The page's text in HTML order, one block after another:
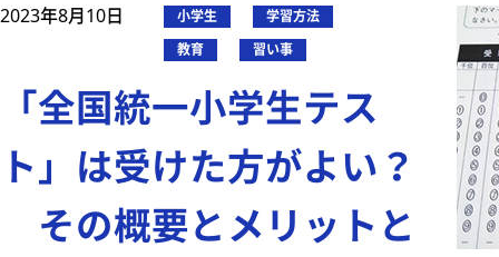
2023年8月10日 小学生
学習方法
教育
習い事
「全国統一小学生テス
ト」は受けた方がよい？
その概要とメリットと